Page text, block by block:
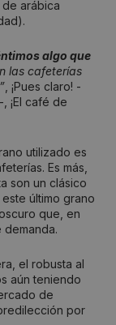
arábica
algo que
las cafeterías
, ¡Pues claro! -
¡El café de
utilizado es
Es más,
son un clásico
último grano
que, en
el robusta al
aún teniendo
de
por